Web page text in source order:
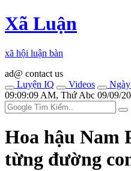
Xã Luận
xã hội luận bàn
ad@ contact us
Luyện IQ
Videos
09:09:09 AM, Thứ Abc 09/09/
Hoa hậu Nam
từng đường